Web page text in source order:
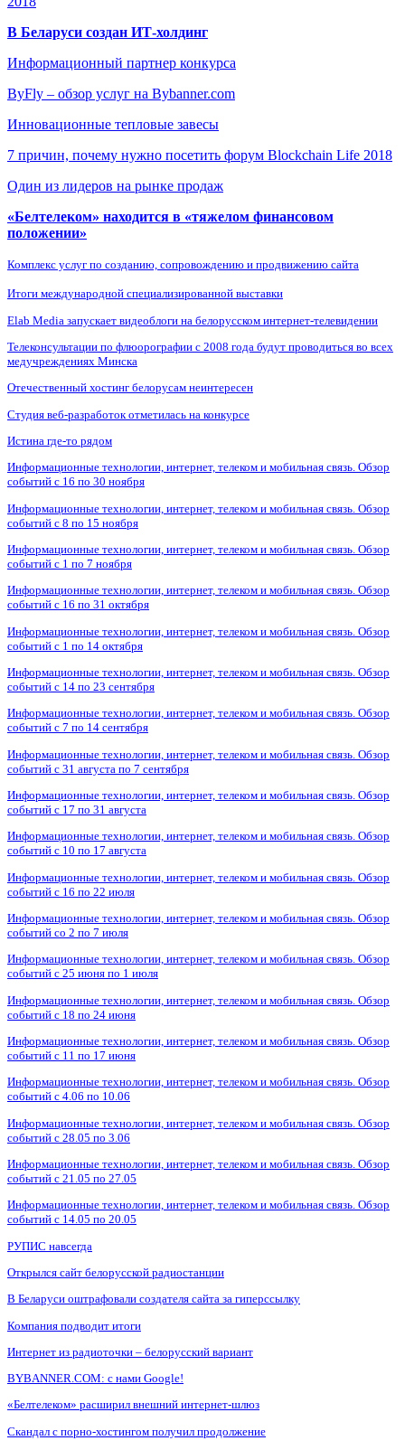
В Беларуси создан ИТ-холдинг
Информационный партнер конкурса
ByFly – обзор услуг на Bybanner.com
Инновационные тепловые завесы
7 причин, почему нужно посетить форум Blockchain Life 2018
Один из лидеров на рынке продаж
«Белтелеком» находится в «тяжелом финансовом
положении»
Комплекс услуг по созданию, сопровождению и продвижению сайта
Итоги международной специализированной выставки
Elab Media запускает видеоблоги на белорусском интернет-телевидении
Телеконсультации по флюорографии с 2008 года будут проводиться во всех
медучреждениях Минска
Отечественный хостинг белорусам неинтересен
Студия веб-разработок отметилась на конкурсе
Истина где-то рядом
Информационные технологии, интернет, телеком и мобильная связь. Обзор
событий с 16 по 30 ноября
Информационные технологии, интернет, телеком и мобильная связь. Обзор
событий с 8 по 15 ноября
Информационные технологии, интернет, телеком и мобильная связь. Обзор
событий с 1 по 7 ноября
Информационные технологии, интернет, телеком и мобильная связь. Обзор
событий с 16 по 31 октября
Информационные технологии, интернет, телеком и мобильная связь. Обзор
событий с 1 по 14 октября
Информационные технологии, интернет, телеком и мобильная связь. Обзор
событий с 14 по 23 сентября
Информационные технологии, интернет, телеком и мобильная связь. Обзор
событий с 7 по 14 сентября
Информационные технологии, интернет, телеком и мобильная связь. Обзор
событий с 31 августа по 7 сентября
Информационные технологии, интернет, телеком и мобильная связь. Обзор
событий с 17 по 31 августа
Информационные технологии, интернет, телеком и мобильная связь. Обзор
событий с 10 по 17 августа
Информационные технологии, интернет, телеком и мобильная связь. Обзор
событий с 16 по 22 июля
Информационные технологии, интернет, телеком и мобильная связь. Обзор
событий со 2 по 7 июля
Информационные технологии, интернет, телеком и мобильная связь. Обзор
событий с 25 июня по 1 июля
Информационные технологии, интернет, телеком и мобильная связь. Обзор
событий с 18 по 24 июня
Информационные технологии, интернет, телеком и мобильная связь. Обзор
событий с 11 по 17 июня
Информационные технологии, интернет, телеком и мобильная связь. Обзор
событий с 4.06 по 10.06
Информационные технологии, интернет, телеком и мобильная связь. Обзор
событий с 28.05 по 3.06
Информационные технологии, интернет, телеком и мобильная связь. Обзор
событий с 21.05 по 27.05
Информационные технологии, интернет, телеком и мобильная связь. Обзор
событий с 14.05 по 20.05
РУПИС навсегда
Открылся сайт белорусской радиостанции
В Беларуси оштрафовали создателя сайта за гиперссылку
Компания подводит итоги
Интернет из радиоточки – белорусский вариант
BYBANNER.COM: c нами Google!
«Белтелеком» расширил внешний интернет-шлюз
Скандал с порно-хостингом получил продолжение